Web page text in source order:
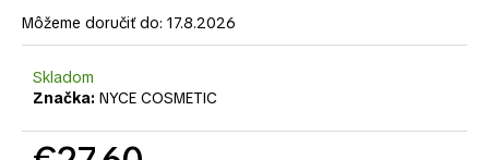
Môžeme doručiť do: 17.8.2026
Skladom
Značka: NYCE COSMETIC
e